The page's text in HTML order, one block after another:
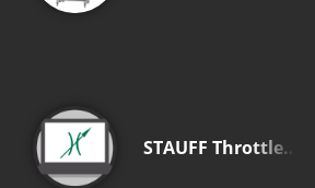
STAUFF Throttle…